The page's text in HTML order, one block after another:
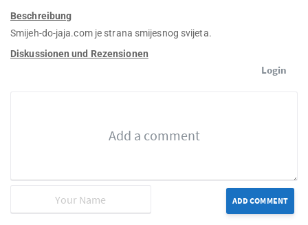
Beschreibung
Smijeh-do-jaja.com je strana smijesnog svijeta.
Diskussionen und Rezensionen
Login
ADD COMMENT